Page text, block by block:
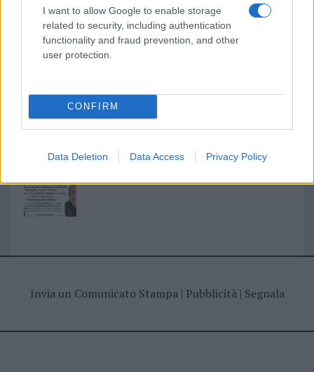
I want to allow Google to enable storage
related to security, including authentication
functionality and fraud prevention, and other
user protection.
CONFIRM
Data Deletion Data Access Privacy Policy
I nostri cari
I nostri cari
Invia un Comunicato Stampa| Pubblicità| Segnala